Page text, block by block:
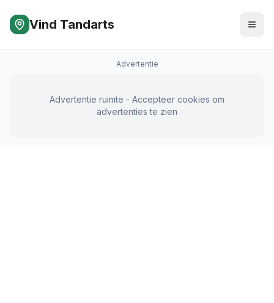
Vind Tandarts
Advertentie
Advertentie ruimte - Accepteer cookies om
advertenties te zien